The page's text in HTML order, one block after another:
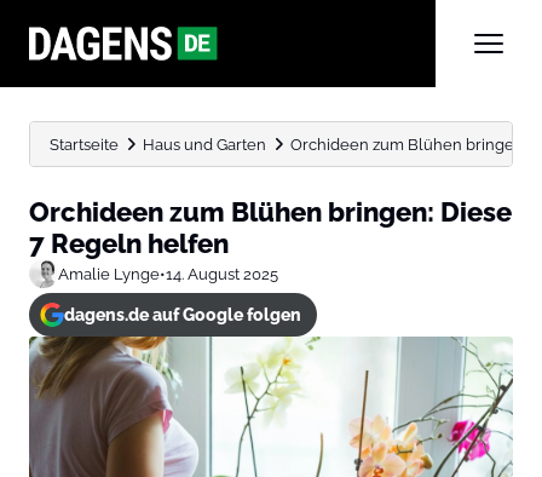
Startseite Haus und Garten Orchideen zum Blühen bringen:
Orchideen zum Blühen bringen: Diese
7 Regeln helfen
Amalie Lynge•14. August 2025
dagens.de auf Google folgen